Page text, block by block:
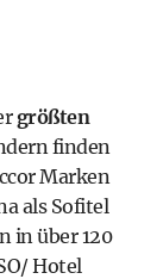
größten
finden
Marken
als Sofitel
in über 120
Hotel